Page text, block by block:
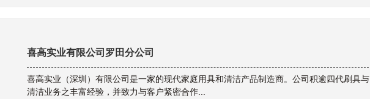
喜高实业有限公司罗田分公司
喜高实业（深圳）有限公司是一家的现代家庭用具和清洁产品制造商。公司积逾四代刷具与
清洁业务之丰富经验，并致力与客户紧密合作...